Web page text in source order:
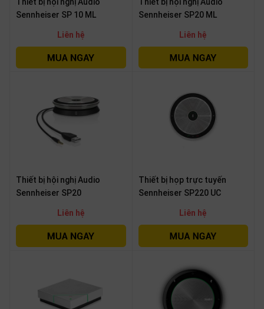
Sennheiser SP 10 ML
Liên hệ
Sennheiser SP20 ML
Liên hệ
Thiết bị hội nghị Audio
Sennheiser SP20
Liên hệ
Thiết bị họp trực tuyến
Sennheiser SP220 UC
Liên hệ
NGỮ